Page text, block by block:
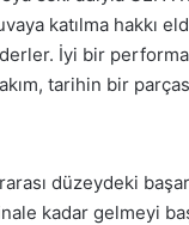
katılma hakkı
İyi bir
tarihin bir
düzeydeki
kadar gelmeyi